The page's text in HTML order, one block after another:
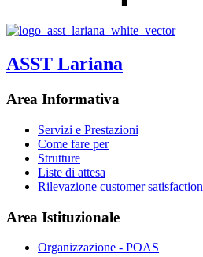
ASST Lariana
Area Informativa
Servizi e Prestazioni
Come fare per
Strutture
Liste di attesa
Rilevazione customer satisfaction
Area Istituzionale
Organizzazione - POAS